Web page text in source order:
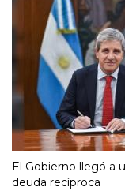
El Gobierno llegó a
deuda recíproca